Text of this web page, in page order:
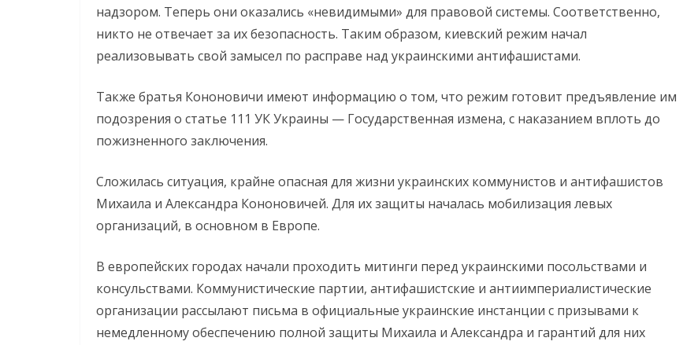
надзором. Теперь они оказались «невидимыми» для правовой системы. Соответственно,
никто не отвечает за их безопасность. Таким образом, киевский режим начал
реализовывать свой замысел по расправе над украинскими антифашистами.
Также братья Кононовичи имеют информацию о том, что режим готовит предъявление им
подозрения о статье 111 УК Украины — Государственная измена, с наказанием вплоть до
пожизненного заключения.
Сложилась ситуация, крайне опасная для жизни украинских коммунистов и антифашистов
Михаила и Александра Кононовичей. Для их защиты началась мобилизация левых
организаций, в основном в Европе.
В европейских городах начали проходить митинги перед украинскими посольствами и
консульствами. Коммунистические партии, антифашистские и антиимпериалистические
организации рассылают письма в официальные украинские инстанции с призывами к
немедленному обеспечению полной защиты Михаила и Александра и гарантий для них